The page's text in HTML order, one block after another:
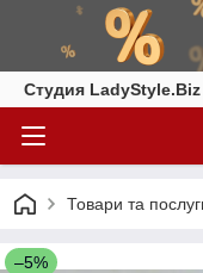
Студия
Товари та
–5%